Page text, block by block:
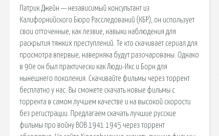
Патрик Джейн — независимый консультант из
Калифорнийского Бюро Расследований (КБР), он использует
свои отточенные, как лезвие, навыки наблюдения для
раскрытия тяжких преступлений. Те кто скачивает сериал для
просмотра впервые, наверняка будут разочарованы. Однако
в 90е он был практически как Люди-Икс и Борн для
нынешнего поколения. Скачивайте фильмы через торрент
бесплатно у нас. Вы сможете скачать новые фильмы с
торрента в самом лучшем качестве и на высокой скорости
без регистрации. Предлагаем скачать лучшие русские
фильмы про войну ВОВ 1941 1945 через торрент